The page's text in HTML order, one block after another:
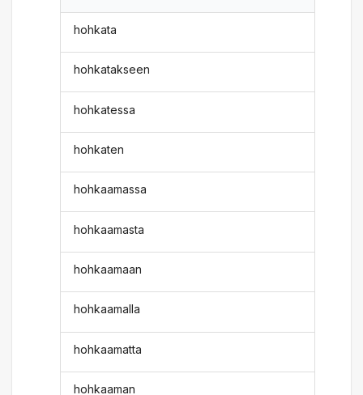
hohkata
hohkatakseen
hohkatessa
hohkaten
hohkaamassa
hohkaamasta
hohkaamaan
hohkaamalla
hohkaamatta
hohkaaman